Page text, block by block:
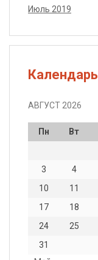
Июль 2019
Календарь
АВГУСТ 2026
Пн Вт
3
4
10
11
17
18
24
25
31